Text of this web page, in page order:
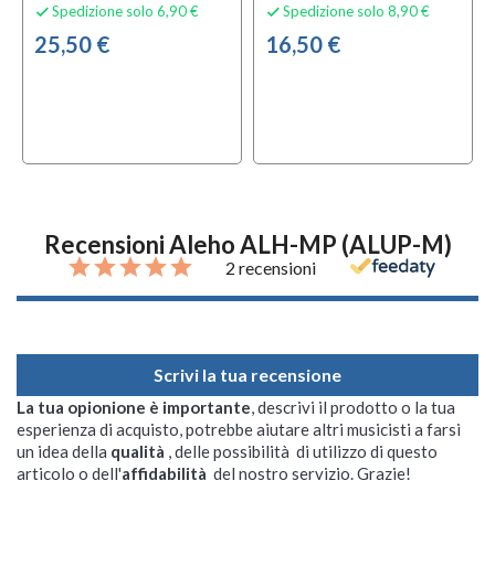
 Spedizione solo 6,90 €
25,50 €
 Spedizione solo 8,90 €
16,50 €
Recensioni Aleho ALH-MP (ALUP-M)
2 recensioni
Scrivi la tua recensione
La tua opionione è importante, descrivi il prodotto o la tua
esperienza di acquisto, potrebbe aiutare altri musicisti a farsi
un idea della qualità , delle possibilità di utilizzo di questo
articolo o dell'affidabilità del nostro servizio. Grazie!